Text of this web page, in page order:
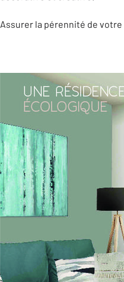
Assurer la pérennité de